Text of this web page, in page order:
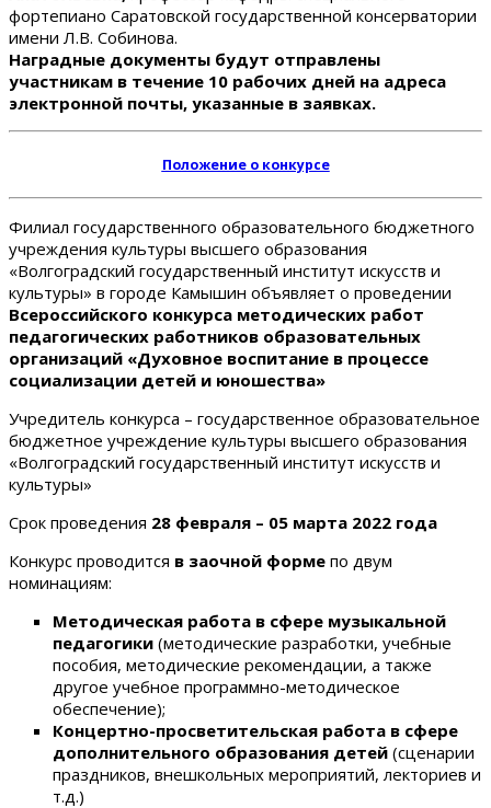
фортепиано Саратовской государственной консерватории
имени Л.В. Собинова.
Наградные документы будут отправлены
участникам в течение 10 рабочих дней на адреса
электронной почты, указанные в заявках.
Положение о конкурсе
Филиал государственного образовательного бюджетного
учреждения культуры высшего образования
«Волгоградский государственный институт искусств и
культуры» в городе Камышин объявляет о проведении
Всероссийского конкурса методических работ
педагогических работников образовательных
организаций «Духовное воспитание в процессе
социализации детей и юношества»
Учредитель конкурса – государственное образовательное
бюджетное учреждение культуры высшего образования
«Волгоградский государственный институт искусств и
культуры»
Срок проведения 28 февраля – 05 марта 2022 года
Конкурс проводится в заочной форме по двум
номинациям:
Методическая работа в сфере музыкальной
педагогики (методические разработки, учебные
пособия, методические рекомендации, а также
другое учебное программно-методическое
обеспечение);
Концертно-просветительская работа в сфере
дополнительного образования детей (сценарии
праздников, внешкольных мероприятий, лекториев и
т.д.)